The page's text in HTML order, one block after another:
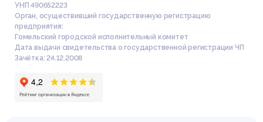
УНП 490652223
Орган, осуществивший государственную регистрацию
предприятия:
Гомельский городской исполнительный комитет
Дата выдачи свидетельства о государственной регистрации ЧП
Зачётка: 24.12.2008